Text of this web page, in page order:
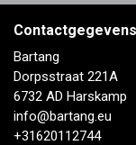
Contactgegevens
Bartang
Dorpsstraat 221A
6732 AD Harskamp
info@bartang.eu
+31620112744